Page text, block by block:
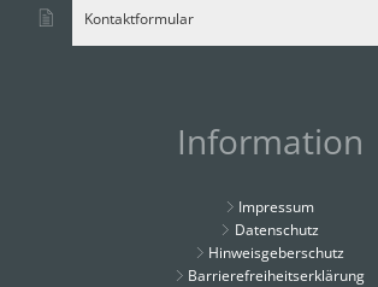
Kontaktformular
Information
Impressum
Datenschutz
Hinweisgeberschutz
Barrierefreiheitserklärung